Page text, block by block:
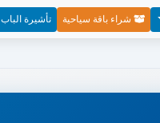
شراء باقة سياحية تأشيرة الباب